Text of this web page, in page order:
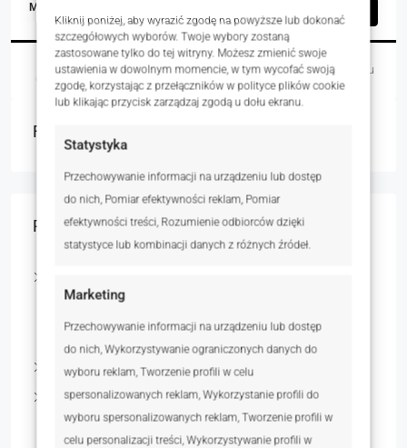
Kliknij poniżej, aby wyrazić zgodę na powyższe lub dokonać
szczegółowych wyborów. Twoje wybory zostaną
zastosowane tylko do tej witryny. Możesz zmienić swoje
ustawienia w dowolnym momencie, w tym wycofać swoją
zgodę, korzystając z przełączników w polityce plików cookie
lub klikając przycisk zarządzaj zgodą u dołu ekranu.
Statystyka
Przechowywanie informacji na urządzeniu lub dostęp
do nich, Pomiar efektywności reklam, Pomiar
efektywności treści, Rozumienie odbiorców dzięki
statystyce lub kombinacji danych z różnych źródeł.
Marketing
Przechowywanie informacji na urządzeniu lub dostęp
do nich, Wykorzystywanie ograniczonych danych do
wyboru reklam, Tworzenie profili w celu
spersonalizowanych reklam, Wykorzystanie profili do
wyboru spersonalizowanych reklam, Tworzenie profili w
celu personalizacji treści, Wykorzystywanie profili w
MIESZKANIA, NIERUCHOMOŚCI MIESZKANIOWE Szczegóły
Magdalena Mulczyńska 1 dzień temu
Featured Listings
Rodzaj nieruchomości
Mieszkania
Grunty
Nieruchomości komercyjne
Lokale użytkowe